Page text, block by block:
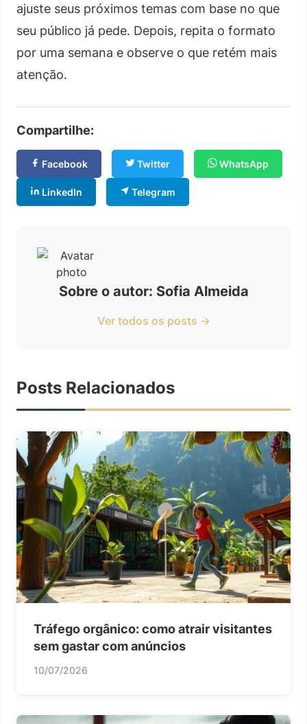
ajuste seus próximos temas com base no que
seu público já pede. Depois, repita o formato
por uma semana e observe o que retém mais
atenção.
Compartilhe:
Facebook Twitter WhatsApp
LinkedIn Telegram
Sobre o autor: Sofia Almeida
Ver todos os posts →
Posts Relacionados
Tráfego orgânico: como atrair visitantes
sem gastar com anúncios
10/07/2026